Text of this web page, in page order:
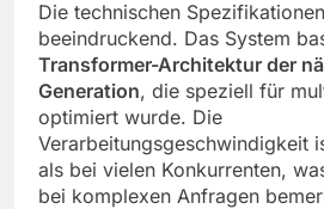
Die technischen
beeindruckend. Das System
Transformer-Architektur der
Generation, die speziell für
optimiert wurde. Die
Verarbeitungsgeschwindigkeit
als bei vielen Konkurrenten,
bei komplexen Anfragen